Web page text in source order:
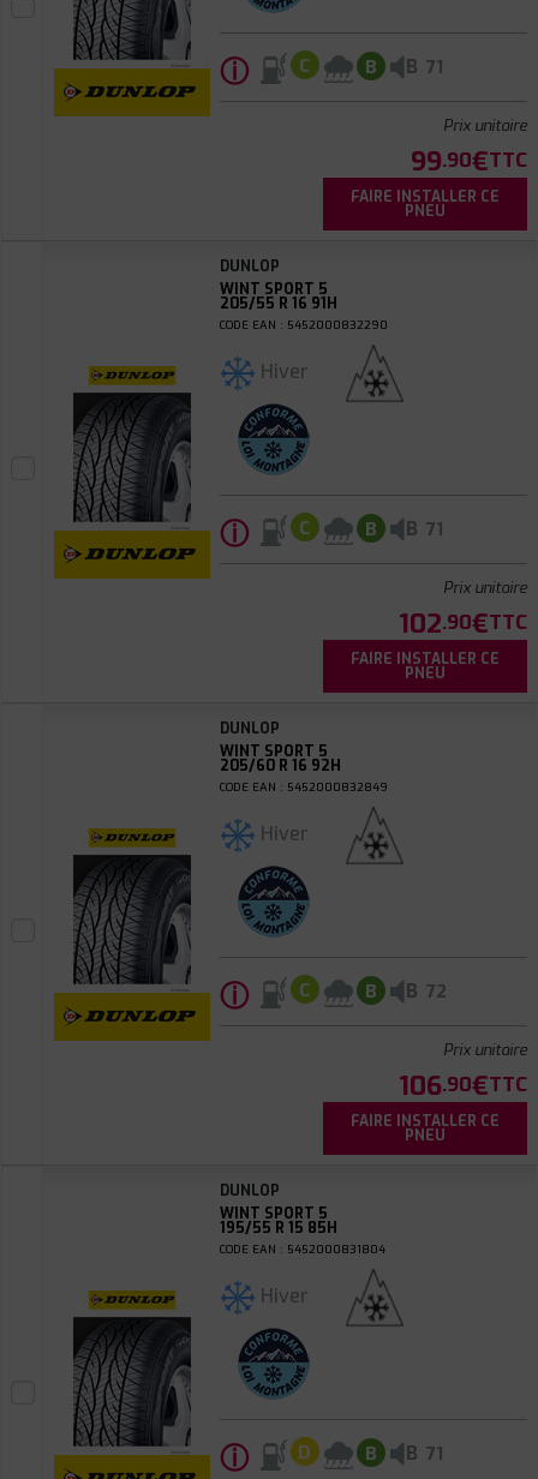
ⓘ C B B 71
Prix unitaire
99.90€TTC
FAIRE INSTALLER CE
PNEU
DUNLOP
WINT SPORT 5
205/55 R 16 91H
CODE EAN : 5452000832290
Hiver
ⓘ C B B 71
Prix unitaire
102.90€TTC
FAIRE INSTALLER CE
PNEU
DUNLOP
WINT SPORT 5
205/60 R 16 92H
CODE EAN : 5452000832849
Hiver
ⓘ C B B 72
Prix unitaire
106.90€TTC
FAIRE INSTALLER CE
PNEU
DUNLOP
WINT SPORT 5
195/55 R 15 85H
CODE EAN : 5452000831804
Hiver
ⓘ D B B 71